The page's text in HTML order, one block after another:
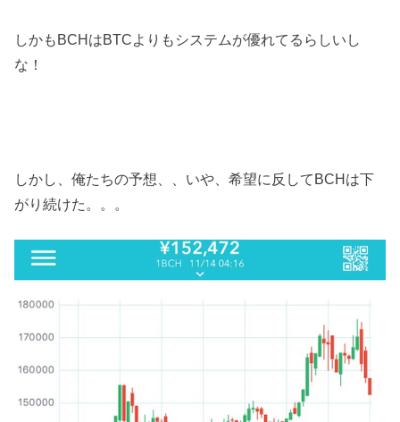
しかもBCHはBTCよりもシステムが優れてるらしいし
な！
しかし、俺たちの予想、、いや、希望に反してBCHは下
がり続けた。。。